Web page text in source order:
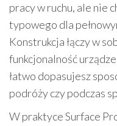
pracy w ruchu, ale nie
typowego dla
Konstrukcja łączy w
funkcjonalność
łatwo dopasujesz
podróży czy podczas
W praktyce Surface